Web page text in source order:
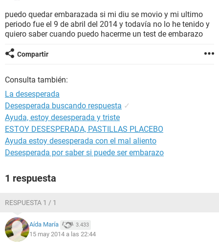
BIENESTAR
puedo quedar embarazada si mi diu se movio y mi ultimo
periodo fue el 9 de abril del 2014 y todavía no lo he tenido y
quiero saber cuando puedo hacerme un test de embarazo
Compartir
Consulta también:
La desesperada
Desesperada buscando respuesta ✓
Ayuda, estoy desesperada y triste
ESTOY DESESPERADA, PASTILLAS PLACEBO
Ayuda estoy desesperada con el mal aliento
Desesperada por saber si puede ser embarazo
1 respuesta
RESPUESTA 1 / 1
Aída María 3.433
15 may 2014 a las 22:44